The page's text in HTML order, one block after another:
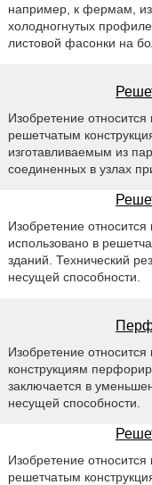
например, к фермам,
холодногнутых
листовой фасонки на
Изобретение относится
решетчатым
изготавливаемым из
соединенных в узлах
Изобретение относится
использовано в
зданий. Технический
несущей способности.
Изобретение относится
конструкциям
заключается в
несущей способности.
Изобретение относится
решетчатым